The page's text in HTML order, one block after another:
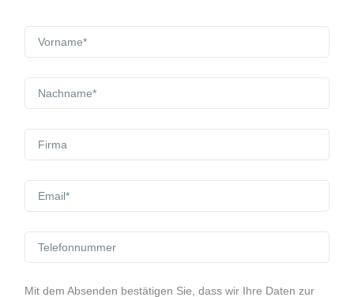
Mit dem Absenden bestätigen Sie, dass wir Ihre Daten zur